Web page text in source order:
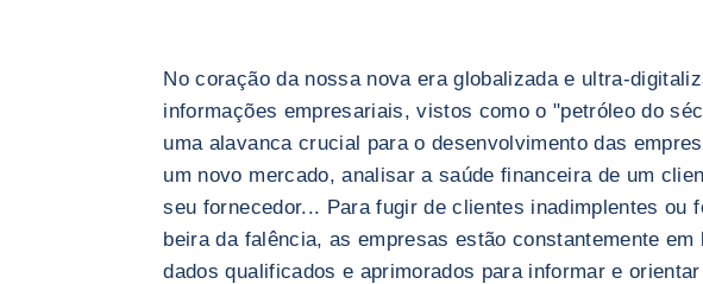
No coração da nossa nova era globalizada e ultra-
informações empresariais, vistos como o "petróleo do
uma alavanca crucial para o desenvolvimento das
um novo mercado, analisar a saúde financeira de um
seu fornecedor... Para fugir de clientes inadimplentes ou
beira da falência, as empresas estão constantemente em
dados qualificados e aprimorados para informar e